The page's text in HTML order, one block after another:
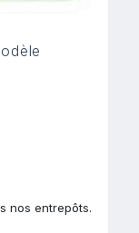
nos entrepôts.